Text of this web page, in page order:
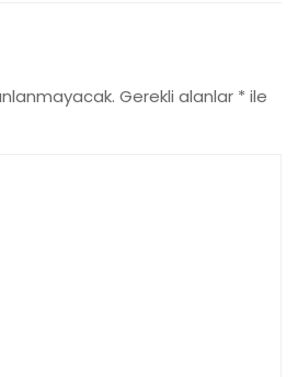
Gerekli alanlar * ile